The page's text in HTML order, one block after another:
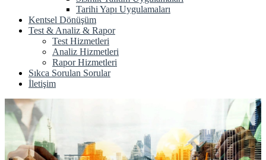
Tarihi Yapı Uygulamaları
Kentsel Dönüşüm
Test & Analiz & Rapor
Test Hizmetleri
Analiz Hizmetleri
Rapor Hizmetleri
Sıkca Sorulan Sorular
İletişim